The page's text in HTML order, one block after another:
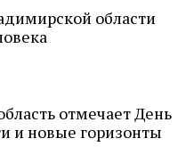
области
отмечает День
и новые горизонты